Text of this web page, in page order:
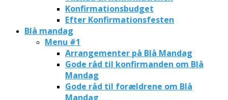
Konfirmationsbudget
Efter Konfirmationsfesten
Blå mandag
Menu #1
Arrangementer på Blå Mandag
Gode råd til konfirmanden om Blå
Mandag
Gode råd til forældrene om Blå
Mandag